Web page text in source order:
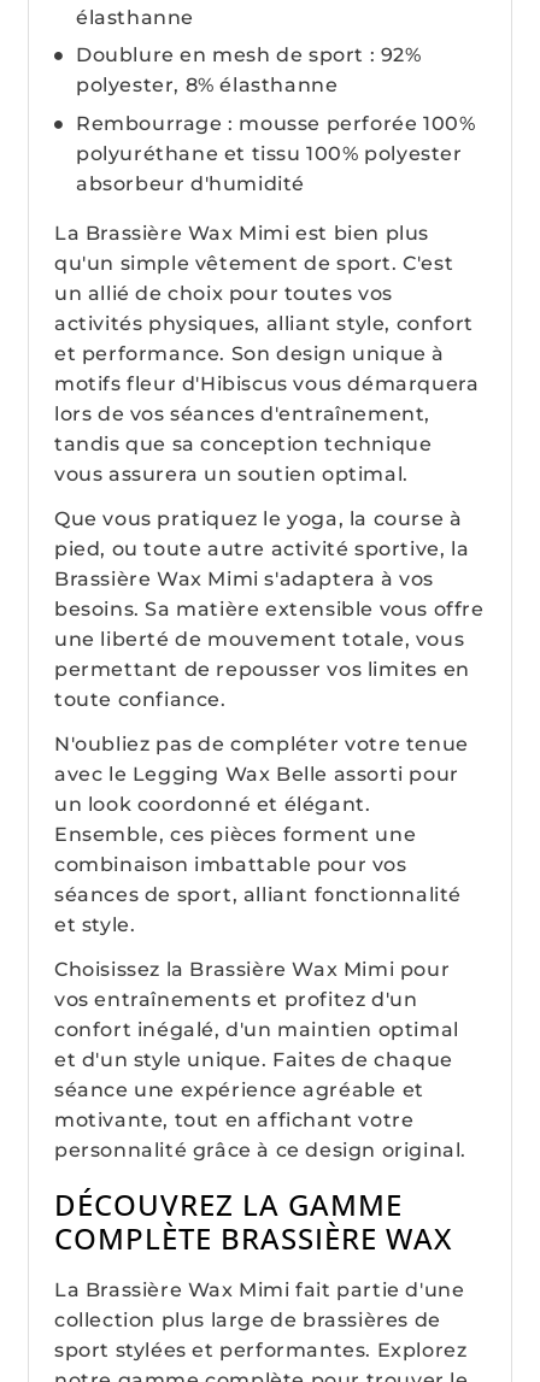
élasthanne
Doublure en mesh de sport : 92%
polyester, 8% élasthanne
Rembourrage : mousse perforée 100%
polyuréthane et tissu 100% polyester
absorbeur d'humidité
La Brassière Wax Mimi est bien plus
qu'un simple vêtement de sport. C'est
un allié de choix pour toutes vos
activités physiques, alliant style, confort
et performance. Son design unique à
motifs fleur d'Hibiscus vous démarquera
lors de vos séances d'entraînement,
tandis que sa conception technique
vous assurera un soutien optimal.
Que vous pratiquez le yoga, la course à
pied, ou toute autre activité sportive, la
Brassière Wax Mimi s'adaptera à vos
besoins. Sa matière extensible vous offre
une liberté de mouvement totale, vous
permettant de repousser vos limites en
toute confiance.
N'oubliez pas de compléter votre tenue
avec le Legging Wax Belle assorti pour
un look coordonné et élégant.
Ensemble, ces pièces forment une
combinaison imbattable pour vos
séances de sport, alliant fonctionnalité
et style.
Choisissez la Brassière Wax Mimi pour
vos entraînements et profitez d'un
confort inégalé, d'un maintien optimal
et d'un style unique. Faites de chaque
séance une expérience agréable et
motivante, tout en affichant votre
personnalité grâce à ce design original.
DÉCOUVREZ LA GAMME
COMPLÈTE BRASSIÈRE WAX
La Brassière Wax Mimi fait partie d'une
collection plus large de brassières de
sport stylées et performantes. Explorez